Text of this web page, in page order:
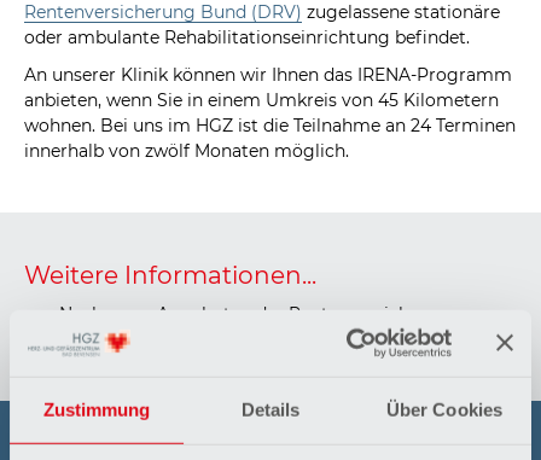
Zustimmung Details Über Cookies
Rentenversicherung Bund (DRV) zugelassene stationäre
oder ambulante Rehabilitationseinrichtung befindet.
An unserer Klinik können wir Ihnen das IRENA-Programm
anbieten, wenn Sie in einem Umkreis von 45 Kilometern
wohnen. Bei uns im HGZ ist die Teilnahme an 24 Terminen
innerhalb von zwölf Monaten möglich.
Weitere Informationen...
...zu Nachsorge-Angeboten der Rentenversicherer
erhalten Sie unter
www.nachderreha.de